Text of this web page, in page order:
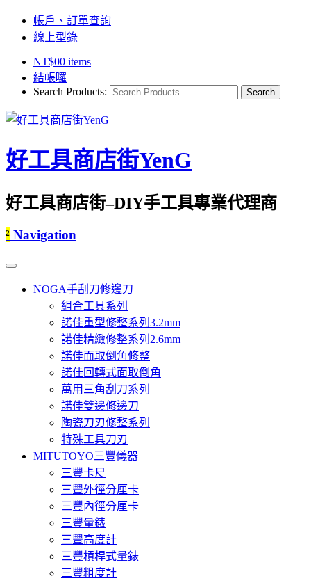
帳戶、訂單查詢
線上型錄
NT$00 items
結帳囉
Search Products:
好工具商店街YenG
好工具商店街–DIY手工具專業代理商
² Navigation
NOGA手刮刀修邊刀
組合工具系列
諾佳重型修整系列3.2mm
諾佳精緻修整系列2.6mm
諾佳面取倒角修整
諾佳回轉式面取倒角
萬用三角刮刀系列
諾佳雙邊修邊刀
陶瓷刀刃修整系列
特殊工具刀刃
MITUTOYO三豐儀器
三豐卡尺
三豐外徑分厘卡
三豐內徑分厘卡
三豐量錶
三豐高度計
三豐槓桿式量錶
三豐粗度計